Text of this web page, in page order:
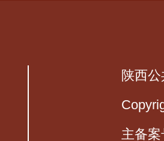
陕西
主备